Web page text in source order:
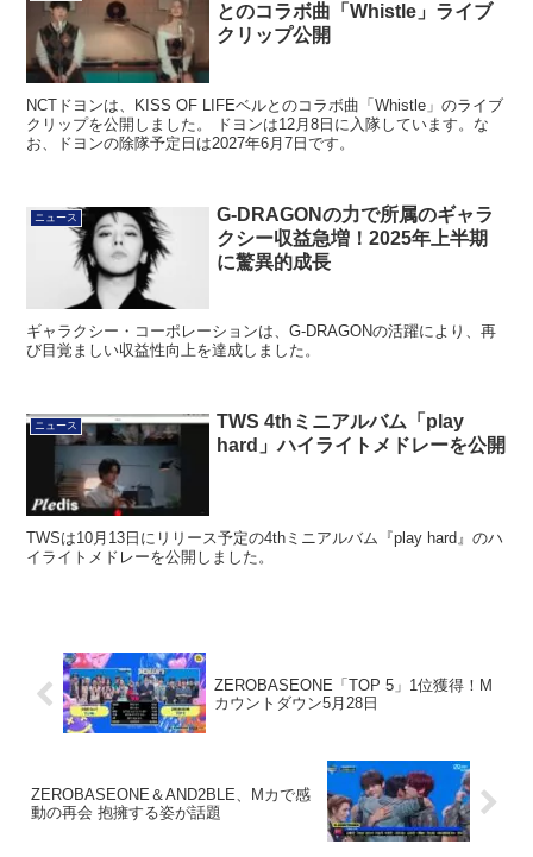
とのコラボ曲「Whistle」ライブ
クリップ公開
NCTドヨンは、KISS OF LIFEベルとのコラボ曲「Whistle」のライブ
クリップを公開しました。 ドヨンは12月8日に入隊しています。な
お、ドヨンの除隊予定日は2027年6月7日です。
ニュース
G-DRAGONの力で所属のギャラ
クシー収益急増！2025年上半期
に驚異的成長
ギャラクシー・コーポレーションは、G-DRAGONの活躍により、再
び目覚ましい収益性向上を達成しました。
ニュース
TWS 4thミニアルバム「play
hard」ハイライトメドレーを公開
TWSは10月13日にリリース予定の4thミニアルバム『play hard』のハ
イライトメドレーを公開しました。
ZEROBASEONE「TOP 5」1位獲得！M
カウントダウン5月28日
ZEROBASEONE＆AND2BLE、Mカで感
動の再会 抱擁する姿が話題